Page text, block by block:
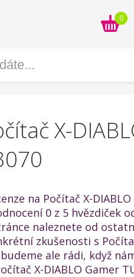
0
X-
na Počítač X-
0 z 5 hvězdiček
naleznete od
zkušenosti s
ale rádi, když
X-DIABLO Gamer